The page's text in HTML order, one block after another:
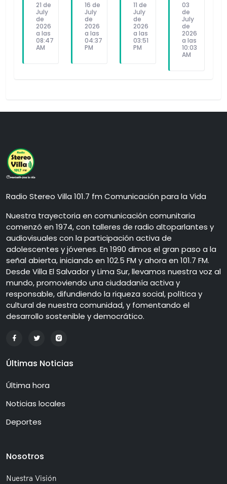
21 de
July
de
2026
a las
08:47
AM
16 de
July
de
2026
a las
04:37
PM
11 de
July
de
2026
a las
03:51
PM
03
de
July
de
2026
a las
10:03
AM
Radio Stereo Villa 101.7 fm Comunicación para la Vida
Nuestra trayectoria en comunicación comunitaria
comenzó en 1974, con talleres de radio altoparlantes y
audiovisuales con la participación activa de
adolescentes y jóvenes. En 1990 dimos el gran paso a la
señal abierta, iniciando en 102.5 FM y ahora en 101.7 FM.
Desde Villa El Salvador y Lima Sur, llevamos nuestra voz al
mundo, promoviendo una ciudadanía activa y
responsable, difundiendo la riqueza social, política y
cultural de nuestra comunidad, y fomentando el
desarrollo sostenible y democrático.
Últimas Noticias
Última hora
Noticias locales
Deportes
Nosotros
Nuestra Visión